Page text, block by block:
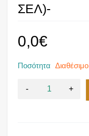
ΣΕΛ)-
0,0€
Ποσότητα Διαθέσιμο